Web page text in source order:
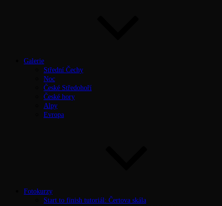
Galerie
Střední Čechy
Noc
České Středohoří
České hory
Alpy
Evropa
Fotokurzy
Start to finish tutoriál: Čertova skála